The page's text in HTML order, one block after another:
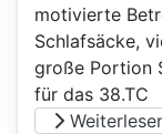
motivierte
Schlafsäcke,
große Portion
für das 38.TC